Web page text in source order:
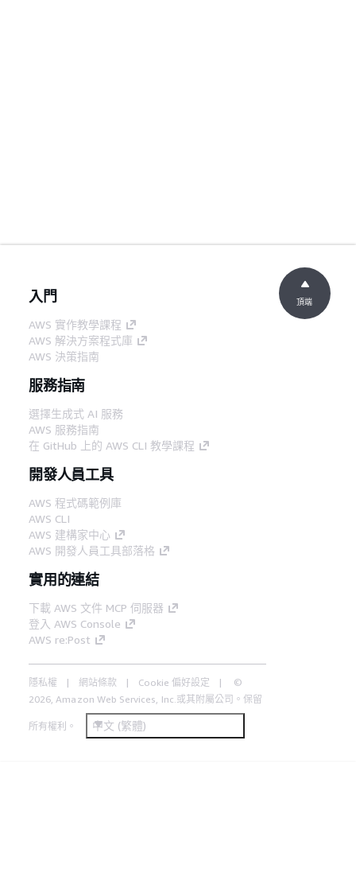
入門
AWS 實作教學課程
AWS 解決方案程式庫
AWS 決策指南
服務指南
選擇生成式 AI 服務
AWS 服務指南
在 GitHub 上的 AWS CLI 教學課程
開發人員工具
AWS 程式碼範例庫
AWS CLI
AWS 建構家中心
AWS 開發人員工具部落格
實用的連結
下載 AWS 文件 MCP 伺服器
登入 AWS Console
AWS re:Post
隱私權 網站條款 Cookie 偏好設定
©
2026, Amazon Web Services, Inc.或其附屬公司。保留
所有權利。 中文 (繁體)
頂端